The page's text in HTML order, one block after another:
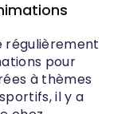
régulièrement
pour
à thèmes
il y a